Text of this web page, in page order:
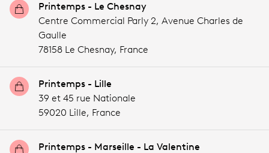
Printemps - Le Chesnay
Centre Commercial Parly 2, Avenue Charles de
Gaulle
78158 Le Chesnay, France
Printemps - Lille
39 et 45 rue Nationale
59020 Lille, France
Printemps - Marseille - La Valentine